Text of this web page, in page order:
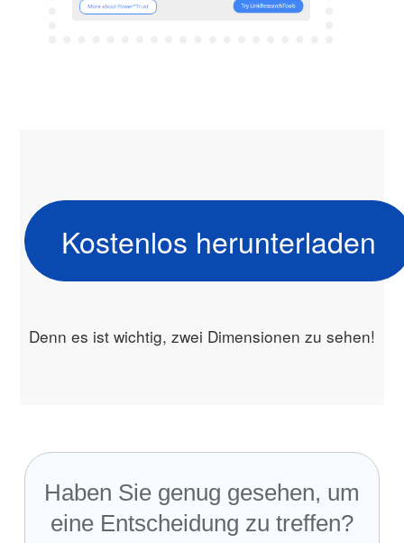
Kostenlos herunterladen
Denn es ist wichtig, zwei Dimensionen zu sehen!
Haben Sie genug gesehen, um
eine Entscheidung zu treffen?